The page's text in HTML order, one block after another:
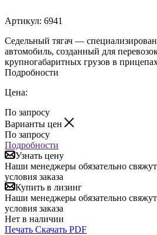
Артикул: 6941
Седельный тягач —
автомобиль, созданный для
крупногабаритных грузов в
Подробности
Цена:
По запросу
Варианты цен
По запросу
Подробности
Узнать цену
Наши менеджеры обязательно
условия заказа
Купить в лизинг
Наши менеджеры обязательно
условия заказа
Нет в наличии
Печать Скачать PDF